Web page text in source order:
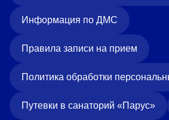
Информация по ДМС
Правила записи на прием
Политика обработки
Путевки в санаторий «Парус»